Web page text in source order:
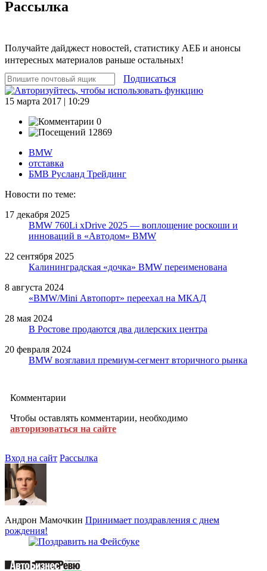
Рассылка
Получайте дайджест новостей, статистику АЕБ и анонсы
интересных материалов раньше остальных!
Подписаться
15 марта 2017 | 10:29
0
12869
BMW
отставка
БМВ Русланд Трейдинг
Новости по теме:
17 декабря 2025
BMW 760Li xDrive 2025 — воплощение роскоши и
инноваций в «Автодом» BMW
22 сентября 2025
Калининградская «дочка» BMW переименована
8 августа 2024
«BMW/Mini Автопорт» переехал на МКАД
28 мая 2024
В Ростове продаются два дилерских центра
20 февраля 2024
BMW возглавил премиум-сегмент вторичного рынка
Комментарии
Чтобы оставлять комментарии, необходимо
авторизоваться на сайте
Вход на сайт Рассылка
Андрон Мамочкин Принимает поздравления с днем
рождения!